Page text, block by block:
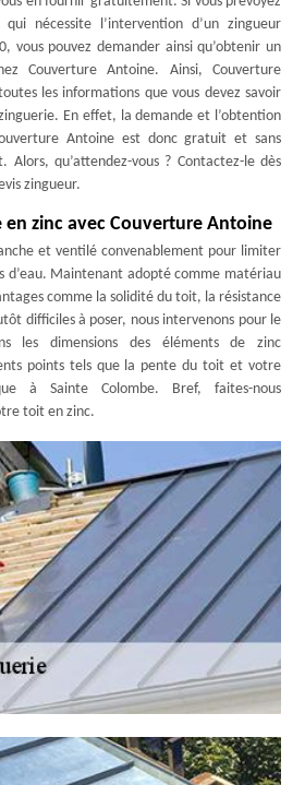
nécessite l’intervention d’un zingueur
vous pouvez demander ainsi qu’obtenir un
Couverture Antoine. Ainsi, Couverture
les informations que vous devez savoir
En effet, la demande et l’obtention
Antoine est donc gratuit et sans
qu’attendez-vous ? Contactez-le dès
zingueur.
zinc avec Couverture Antoine
et ventilé convenablement pour limiter
d’eau. Maintenant adopté comme matériau
comme la solidité du toit, la résistance
difficiles à poser, nous intervenons pour le
les dimensions des éléments de zinc
points tels que la pente du toit et votre
à Sainte Colombe. Bref, faites-nous
toit en zinc.